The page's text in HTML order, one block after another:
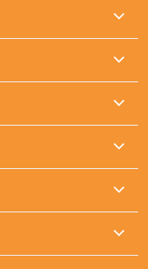





